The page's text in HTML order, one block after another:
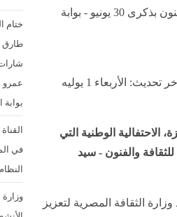
ختام
طارق
عمرو
في
محافظ الجيزة يشهد احتفالية أكاديمية الفنون بذكرى 30 يونيو - بوابة
نشر في: الأربعاء 1 يوليه 2026 - 2:40 م | آخر تحديث: الأربعاء 1 يوليه
الاحتفالية الوطنية التي
للثقافة والفنون - سيد
الثقافة المصرية لتعزيز